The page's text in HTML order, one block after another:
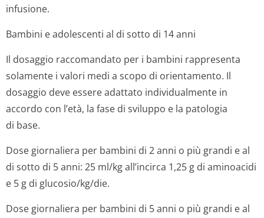
infusione.
Bambini e adolescenti al di sotto di 14 anni
Il dosaggio raccomandato per i bambini rappresenta
solamente i valori medi a scopo di orientamento. Il
dosaggio deve essere adattato individualmente in
accordo con l’età, la fase di sviluppo e la patologia
di base.
Dose giornaliera per bambini di 2 anni o più grandi e al
di sotto di 5 anni: 25 ml/kg all’incirca 1,25 g di aminoacidi
e 5 g di glucosio/kg/die.
Dose giornaliera per bambini di 5 anni o più grandi e al